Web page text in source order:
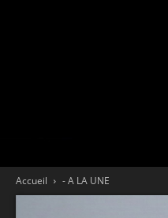
Accueil - A LA UNE